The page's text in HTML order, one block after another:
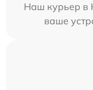
Наш курьер в
ваше